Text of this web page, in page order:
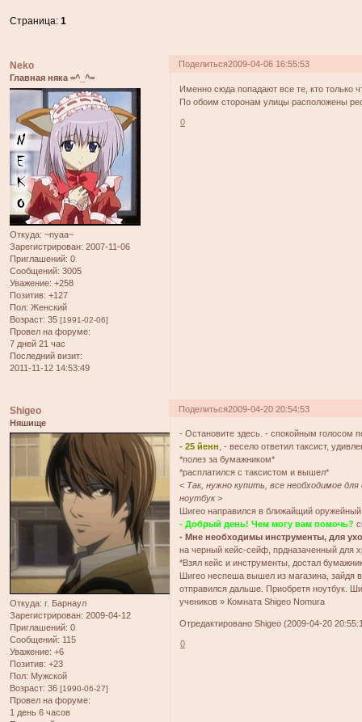
Страница:1
Поделиться2009-04-06 16:55:53
Neko
Главная няка =^_^=
Откуда: ~nyaa~
Зарегистрирован: 2007-11-06
Приглашений: 0
Сообщений: 3005
Уважение: +258
Позитив: +127
Пол: Женский
Возраст: 35 [1991-02-06]
Провел на форуме:
7 дней 21 час
Последний визит:
2011-11-12 14:53:49
Именно сюда попадают все те, кто только
По обоим сторонам улицы расположены
0
Поделиться2009-04-20 20:54:53
Shigeo
Няшище
Откуда: г. Барнаул
Зарегистрирован: 2009-04-12
Приглашений: 0
Сообщений: 115
Уважение: +6
Позитив: +23
Пол: Мужской
Возраст: 36 [1990-06-27]
Провел на форуме:
1 день 6 часов
- Остановите здесь. - спокойным голосом
- 25 йенн , - весело ответил таксист,
*полез за бумажником*
*расплатился с таксистом и вышел*
< Так, нужно купить, все необходимое
ноутбук >
Шигео направился в ближайщий оружейный
- Добрый день! Чем могу вам помочь?
- Мне необходимы инструменты, для
на черный кейс-сейф, прдназаченный для
*Взял кейс и инструменты, достал
Шигео неспеша вышел из магазина, зайдя
отправился дальше. Приобретя ноутбук.
учеников » Комната Shigeo Nomura
Отредактировано Shigeo (2009-04-20
0